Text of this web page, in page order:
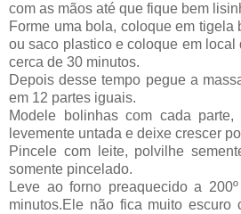
com as mãos até que fique bem
Forme uma bola, coloque em tigela
ou saco plastico e coloque em local
cerca de 30 minutos.
Depois desse tempo pegue a
em 12 partes iguais.
Modele bolinhas com cada
levemente untada e deixe crescer
Pincele com leite, polvilhe
somente pincelado.
Leve ao forno preaquecido a
minutos.Ele não fica muito escuro